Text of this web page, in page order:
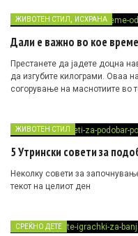
ЖИВОТЕН СТИЛ, ИСХРАНА
Дали е важно во кое
Престанете да јадете доцна
да изгубите килограми. Оваа
согорување на маснотиите во
ЖИВОТЕН СТИЛ
5 Утрински совети за
Неколку совети за
текот на целиот ден
СРЕЌНО ДЕТЕ